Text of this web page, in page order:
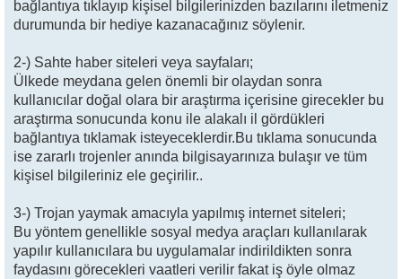
bağlantıya tıklayıp kişisel bilgilerinizden bazılarını iletmeniz
durumunda bir hediye kazanacağınız söylenir.
2-) Sahte haber siteleri veya sayfaları;
Ülkede meydana gelen önemli bir olaydan sonra
kullanıcılar doğal olara bir araştırma içerisine girecekler bu
araştırma sonucunda konu ile alakalı il gördükleri
bağlantıya tıklamak isteyeceklerdir.Bu tıklama sonucunda
ise zararlı trojenler anında bilgisayarınıza bulaşır ve tüm
kişisel bilgileriniz ele geçirilir..
3-) Trojan yaymak amacıyla yapılmış internet siteleri;
Bu yöntem genellikle sosyal medya araçları kullanılarak
yapılır kullanıcılara bu uygulamalar indirildikten sonra
faydasını görecekleri vaatleri verilir fakat iş öyle olmaz